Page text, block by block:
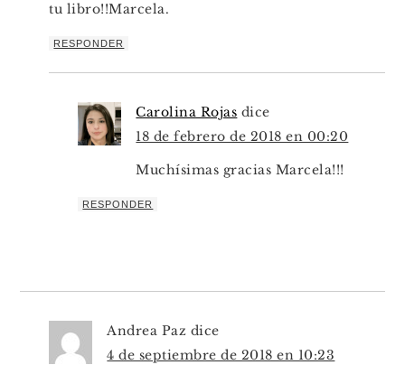
tu libro!!Marcela.
RESPONDER
Carolina Rojas dice
18 de febrero de 2018 en 00:20
Muchísimas gracias Marcela!!!
RESPONDER
Andrea Paz dice
4 de septiembre de 2018 en 10:23